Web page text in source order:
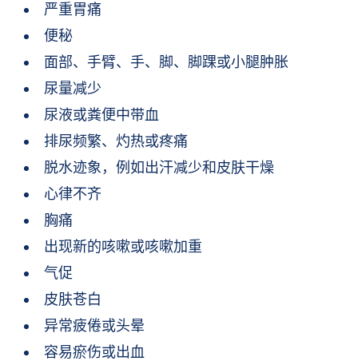
严重胃痛
便秘
面部、手臂、手、脚、脚踝或小腿肿胀
尿量减少
尿液或粪便中带血
排尿频繁、灼热或疼痛
脱水迹象，例如出汗减少和皮肤干燥
心律不齐
胸痛
出现新的咳嗽或咳嗽加重
气促
皮肤苍白
异常疲倦或头晕
容易瘀伤或出血